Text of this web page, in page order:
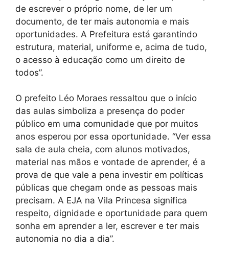
de escrever o próprio nome, de ler um
documento, de ter mais autonomia e mais
oportunidades. A Prefeitura está garantindo
estrutura, material, uniforme e, acima de tudo,
o acesso à educação como um direito de
todos”.
O prefeito Léo Moraes ressaltou que o início
das aulas simboliza a presença do poder
público em uma comunidade que por muitos
anos esperou por essa oportunidade. “Ver essa
sala de aula cheia, com alunos motivados,
material nas mãos e vontade de aprender, é a
prova de que vale a pena investir em políticas
públicas que chegam onde as pessoas mais
precisam. A EJA na Vila Princesa significa
respeito, dignidade e oportunidade para quem
sonha em aprender a ler, escrever e ter mais
autonomia no dia a dia”.